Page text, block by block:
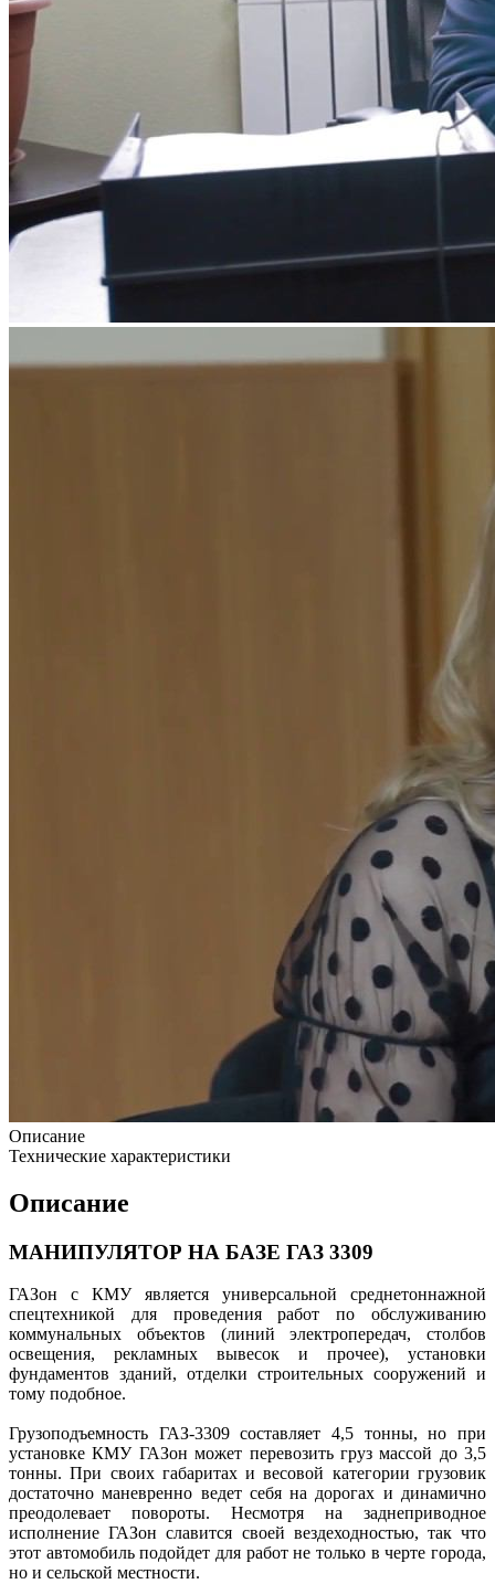
Описание
Технические характеристики
Описание
МАНИПУЛЯТОР НА БАЗЕ ГАЗ 3309
ГАЗон с КМУ является универсальной среднетоннажной
спецтехникой для проведения работ по обслуживанию
коммунальных объектов (линий электропередач, столбов
освещения, рекламных вывесок и прочее), установки
фундаментов зданий, отделки строительных сооружений и
тому подобное.
Грузоподъемность ГАЗ-3309 составляет 4,5 тонны, но при
установке КМУ ГАЗон может перевозить груз массой до 3,5
тонны. При своих габаритах и весовой категории грузовик
достаточно маневренно ведет себя на дорогах и динамично
преодолевает повороты. Несмотря на заднеприводное
исполнение ГАЗон славится своей вездеходностью, так что
этот автомобиль подойдет для работ не только в черте города,
но и сельской местности.